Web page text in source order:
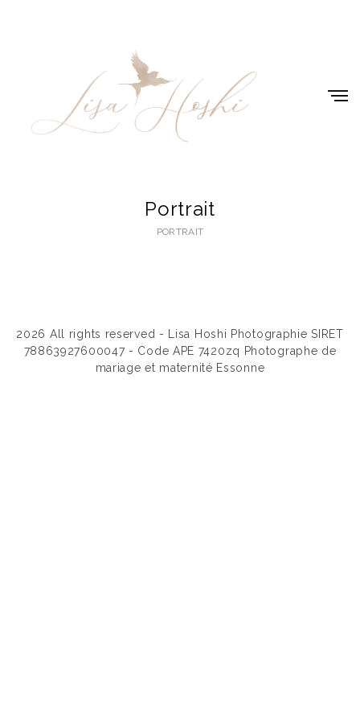
Portrait
PORTRAIT
2026 All rights reserved - Lisa Hoshi Photographie SIRET
78863927600047 - Code APE 7420zq Photographe de
mariage et maternité Essonne